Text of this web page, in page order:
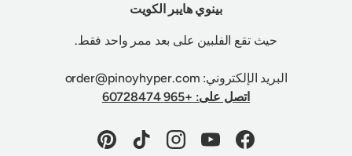
بينوي هايبر الكويت
حيث تقع الفلبين على بعد ممر واحد فقط.
البريد الإلكتروني: order@pinoyhyper.com
اتصل على: +965 60728474
Facebook
YouTube
Instagram
TikTok
Pinterest